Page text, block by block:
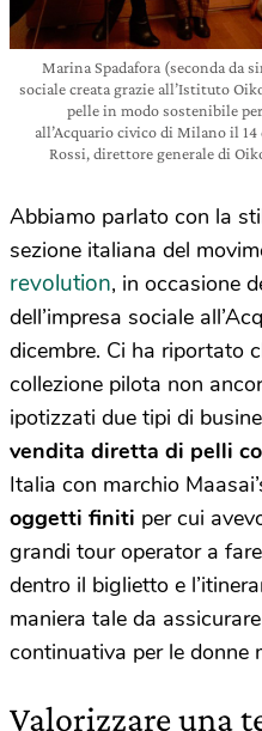
Marina Spadafora (seconda da
sociale creata grazie all’Istituto
pelle in modo sostenibile
all’Acquario civico di Milano il
Rossi, direttore generale di
Abbiamo parlato con la
sezione italiana del
revolution, in occasione
dell’impresa sociale
dicembre. Ci ha riportato
collezione pilota non
ipotizzati due tipi di
vendita diretta di pelli
Italia con marchio
oggetti finiti per cui
grandi tour operator a
dentro il biglietto e
maniera tale da
continuativa per le donne
Valorizzare una